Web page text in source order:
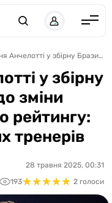
Призначення Анчелотті у збірну Бразилії призвело до зміни лідера престижного рейтингу: список найбагатших тренерів
у збірну
зміни
рейтингу:
тренерів
28 травня 2025, 00:31
193★★★★★
★★★★★ 2 голоси